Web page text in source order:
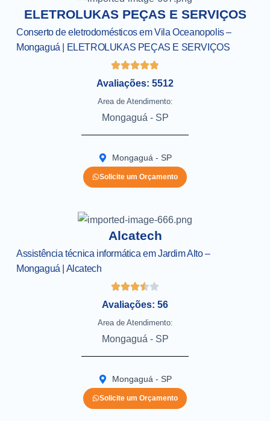
ELETROLUKAS PEÇAS E SERVIÇOS
Conserto de eletrodomésticos em Vila Oceanopolis –
Mongaguá | ELETROLUKAS PEÇAS E SERVIÇOS
Avaliações: 5512
Area de Atendimento:
Mongaguá - SP
Mongaguá - SP
Solicite um Orçamento
Alcatech
Assistência técnica informática em Jardim Alto –
Mongaguá | Alcatech
Avaliações: 56
Area de Atendimento:
Mongaguá - SP
Mongaguá - SP
Solicite um Orçamento